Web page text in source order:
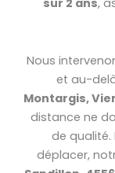
Nous
et au-
Montargis,
distance ne
de qualité.
déplacer,